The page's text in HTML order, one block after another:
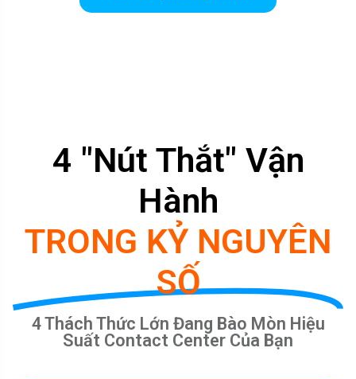
4 "Nút Thắt" Vận
Hành
TRONG KỶ NGUYÊN
SỐ
4 Thách Thức Lớn Đang Bào Mòn Hiệu
Suất Contact Center Của Bạn